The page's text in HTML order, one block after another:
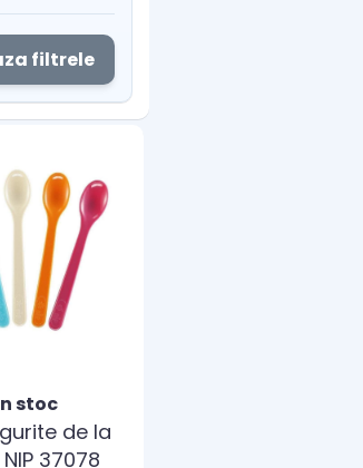
filtrele
stoc
de la
37078